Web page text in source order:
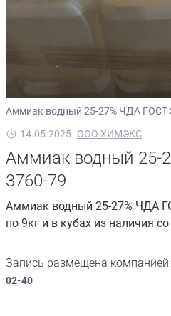
Аммиак водный 25-27% ЧДА ГОСТ
14.05.2025 ООО ХИМЭКС
Аммиак водный 25-
3760-79
Аммиак водный 25-27% ЧДА
по 9кг и в кубах из наличия
Запись размещена компанией:
02-40